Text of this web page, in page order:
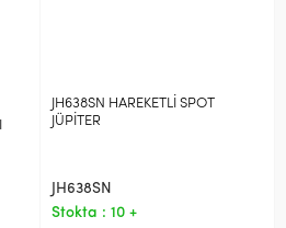
JH638SN HAREKETLİ SPOT
JÜPİTER
JH638SN
Stokta : 10 +